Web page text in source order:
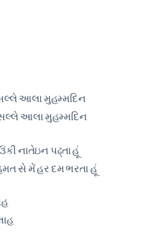
આલા મુહમ્મદિન
આલા મુહમ્મદિન
નાતેઇન પઢ્તા હૂં
સે મેં હર દમ ભરતા હૂં